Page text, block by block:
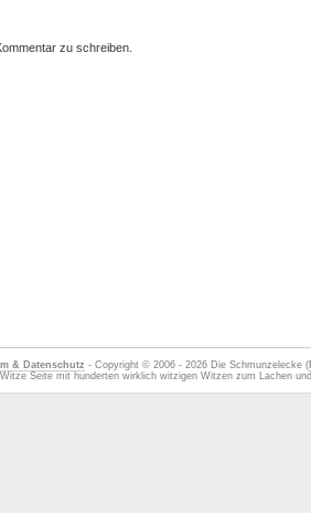
zu schreiben.
& Datenschutz - Copyright © 2006 - 2026 Die Schmunzelecke (
Seite mit hunderten wirklich witzigen Witzen zum Lachen